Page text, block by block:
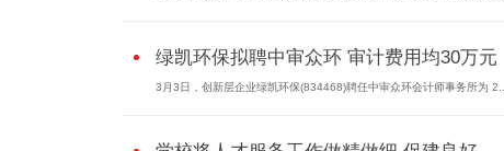
绿凯环保拟聘中审众环 审计费用均30万元
3月3日，创新层企业绿凯环保(834468)聘任中审众环会计师事务所为 2...